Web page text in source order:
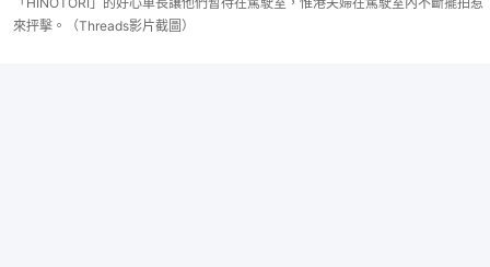
來抨擊。（Threads影片截圖）